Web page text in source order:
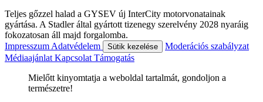
Teljes gőzzel halad a GYSEV új InterCity motorvonatainak
gyártása. A Stadler által gyártott tizenegy szerelvény 2028 nyaráig
fokozatosan áll majd forgalomba.
Impresszum Adatvédelem Sütik kezelése
Moderációs szabályzat
Médiaajánlat Kapcsolat Támogatás
Mielőtt kinyomtatja a weboldal tartalmát, gondoljon a
természetre!